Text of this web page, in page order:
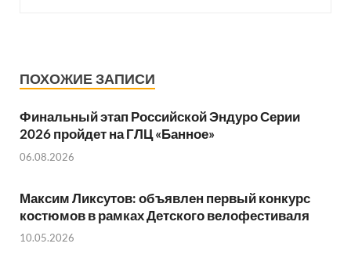
ПОХОЖИЕ ЗАПИСИ
Финальный этап Российской Эндуро Серии
2026 пройдет на ГЛЦ «Банное»
06.08.2026
Максим Ликсутов: объявлен первый конкурс
костюмов в рамках Детского велофестиваля
10.05.2026